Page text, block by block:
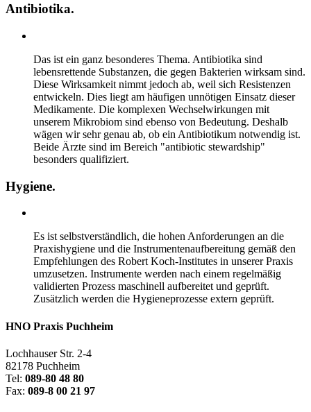
Antibiotika.
Das ist ein ganz besonderes Thema. Antibiotika sind
lebensrettende Substanzen, die gegen Bakterien wirksam sind.
Diese Wirksamkeit nimmt jedoch ab, weil sich Resistenzen
entwickeln. Dies liegt am häufigen unnötigen Einsatz dieser
Medikamente. Die komplexen Wechselwirkungen mit
unserem Mikrobiom sind ebenso von Bedeutung. Deshalb
wägen wir sehr genau ab, ob ein Antibiotikum notwendig ist.
Beide Ärzte sind im Bereich "antibiotic stewardship"
besonders qualifiziert.
Hygiene.
Es ist selbstverständlich, die hohen Anforderungen an die
Praxishygiene und die Instrumentenaufbereitung gemäß den
Empfehlungen des Robert Koch-Institutes in unserer Praxis
umzusetzen. Instrumente werden nach einem regelmäßig
validierten Prozess maschinell aufbereitet und geprüft.
Zusätzlich werden die Hygieneprozesse extern geprüft.
HNO Praxis Puchheim
Lochhauser Str. 2-4
82178 Puchheim
Tel: 089-80 48 80
Fax: 089-8 00 21 97